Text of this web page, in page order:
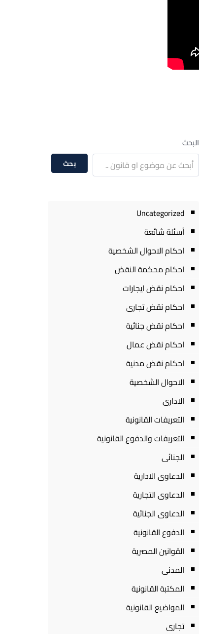
البحث
بحث
Uncategorized
أسئلة شائعة
احكام الاحوال الشخصية
احكام محكمة النقض
احكام نقض ايجارات
احكام نقض تجارى
احكام نقض جنائية
احكام نقض عمال
احكام نقض مدنية
الاحوال الشخصية
الادارى
التعريفات القانونية
التعريفات والدفوع القانونية
الجنائى
الدعاوى الادارية
الدعاوى التجارية
الدعاوى الجنائية
الدفوع القانونية
القوانين المصرية
المدنى
المكتبة القانونية
المواضيع القانونية
تجارى